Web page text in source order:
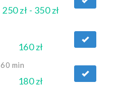
250 zł - 350 zł
160 zł
60 min
180 zł